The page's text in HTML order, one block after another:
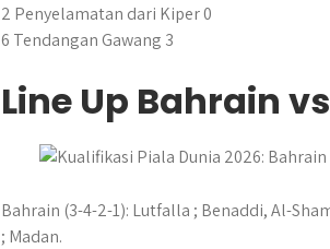
2 Penyelamatan dari Kiper 0
6 Tendangan Gawang 3
Line Up Bahrain
Bahrain (3-4-2-1): Lutfalla ; Benaddi, Al-
; Madan.